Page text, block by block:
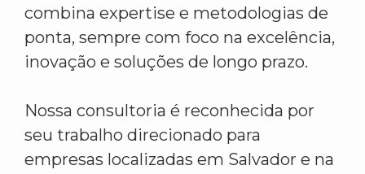
combina expertise e metodologias de
ponta, sempre com foco na excelência,
inovação e soluções de longo prazo.
Nossa consultoria é reconhecida por
seu trabalho direcionado para
empresas localizadas em Salvador e na